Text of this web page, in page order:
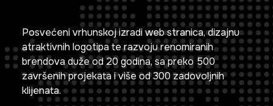
Posvećeni vrhunskoj izradi web stranica, dizajnu
atraktivnih logotipa te razvoju renomiranih
brendova duže od 20 godina, sa preko 500
završenih projekata i više od 300 zadovoljnih
klijenata.